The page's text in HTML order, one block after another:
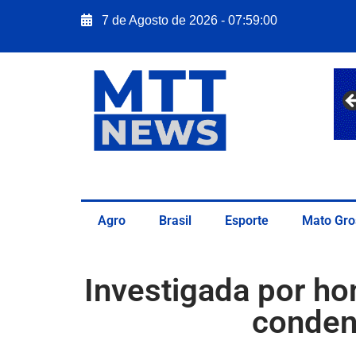
7 de Agosto de 2026 - 07:59:01
Agro Brasil Esporte Mato
Investigada por